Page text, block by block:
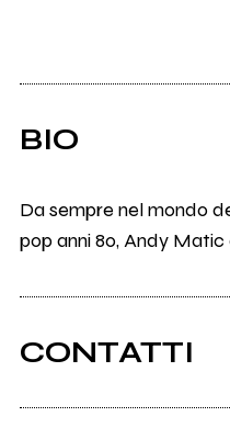
BIO
Da sempre nel mondo
pop anni 80, Andy Matic
CONTATTI